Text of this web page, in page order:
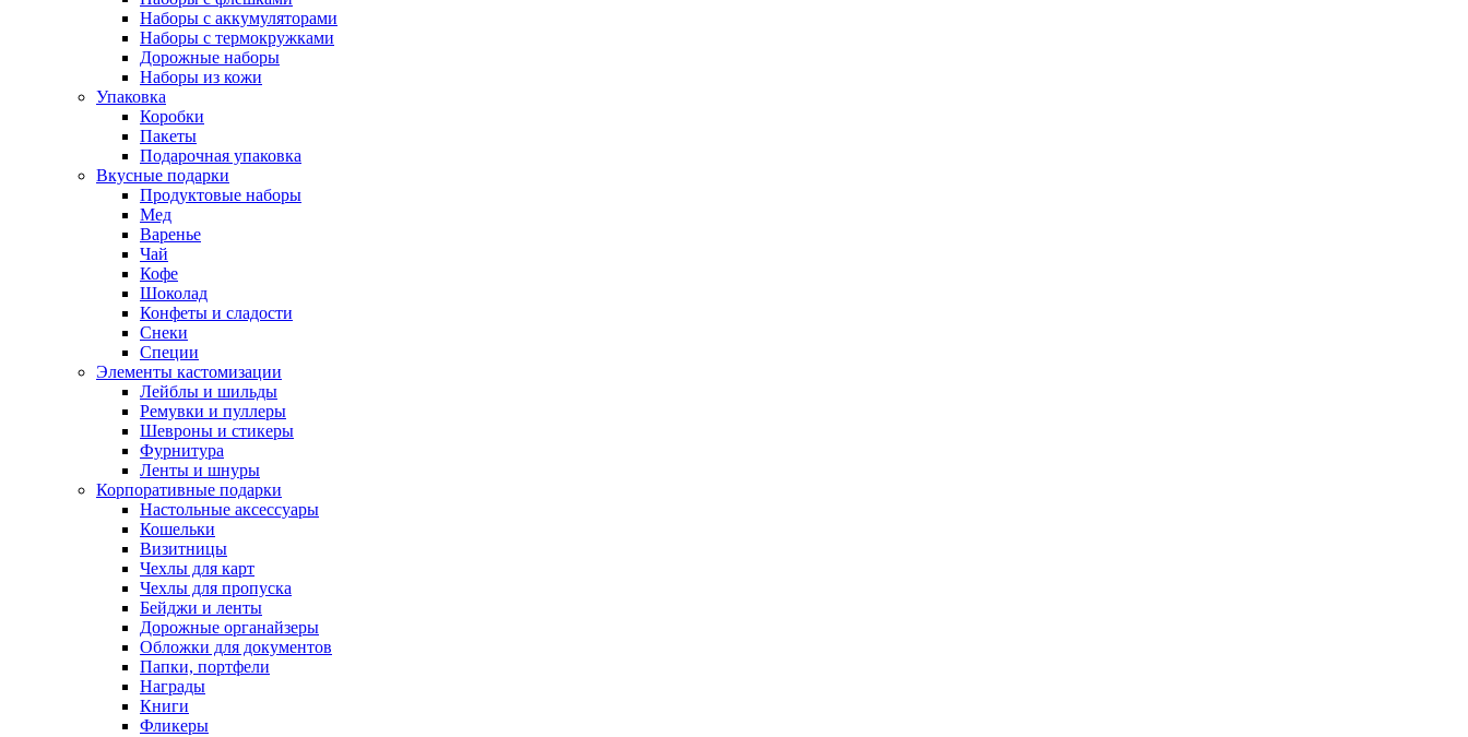
Наборы с аккумуляторами
Наборы с термокружками
Дорожные наборы
Наборы из кожи
Упаковка
Коробки
Пакеты
Подарочная упаковка
Вкусные подарки
Продуктовые наборы
Мед
Варенье
Чай
Кофе
Шоколад
Конфеты и сладости
Снеки
Специи
Элементы кастомизации
Лейблы и шильды
Ремувки и пуллеры
Шевроны и стикеры
Фурнитура
Ленты и шнуры
Корпоративные подарки
Настольные аксессуары
Кошельки
Визитницы
Чехлы для карт
Чехлы для пропуска
Бейджи и ленты
Дорожные органайзеры
Обложки для документов
Папки, портфели
Награды
Книги
Фликеры